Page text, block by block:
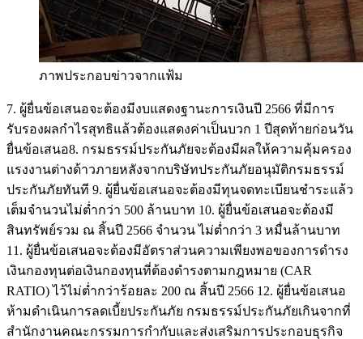
ภาพประกอบข่าวจากแฟ้ม
7. ผู้ยื่นข้อเสนอจะต้องมีงบแสดงฐานะการเงินปี 2566 ที่มีการ
รับรองผลกำไรสุทธิแล้วต้องแสดงค่าเป็นบวก 1 ปีสุดท้ายก่อนวัน
ยื่นข้อเสนอ8. กรมธรรม์ประกันภัยจะต้องมีผลให้ความคุ้มครอง
แรงงานต่างด้าวภายหลังจากบริษัทประกันภัยอนุมัติกรมธรรม์
ประกันภัยทันที 9. ผู้ยื่นข้อเสนอจะต้องมีทุนจดทะเบียนชำระแล้ว
เต็มจำนวนไม่ต่ำกว่า 500 ล้านบาท 10. ผู้ยื่นข้อเสนอจะต้องมี
สินทรัพย์รวม ณ สิ้นปี 2566 จำนวน ไม่ต่ำกว่า 3 หมื่นล้านบาท
11. ผู้ยื่นข้อเสนอจะต้องมีอัตราส่วนความเพียงพอของการดำรง
เงินกองทุนต่อเงินกองทุนที่ต้องดำรงตามกฎหมาย (CAR
RATIO) ไว้ไม่ต่ำกว่าร้อยละ 200 ณ สิ้นปี 2566 12. ผู้ยื่นข้อเสนอ
ห้ามดำเนินการลดเบี้ยประกันภัย กรมธรรม์ประกันภัยเกินจากที่
สำนักงานคณะกรรมการกำกับและส่งเสริมการประกอบธุรกิจ